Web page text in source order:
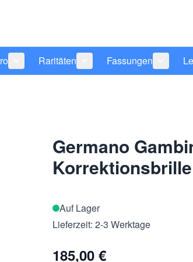
anzeigenSonnenbrillen anzeigen
Untermenü für Kategorie Unter 40 Euro
Raritäten
Untermenü für Kategorie
Fassungen
Germano
Korrektionsbrille
Auf Lager
Lieferzeit: 2-3 Werktage
185,00 €